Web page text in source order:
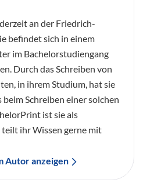
an der Friedrich-
befindet sich in einem
im Bachelorstudiengang
Durch das Schreiben von
in ihrem Studium, hat sie
Schreiben einer solchen
ist sie als
ihr Wissen gerne mit
Autor anzeigen